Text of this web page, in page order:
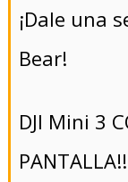
¡Dale una
Bear!
DJI Mini 3